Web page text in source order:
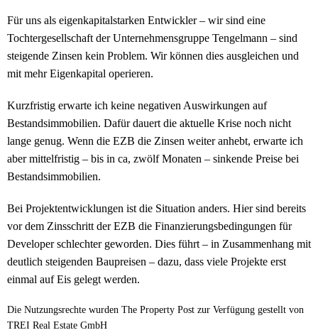
Für uns als eigenkapitalstarken Entwickler – wir sind eine
Tochtergesellschaft der Unternehmensgruppe Tengelmann – sind
steigende Zinsen kein Problem. Wir können dies ausgleichen und
mit mehr Eigenkapital operieren.
Kurzfristig erwarte ich keine negativen Auswirkungen auf
Bestandsimmobilien. Dafür dauert die aktuelle Krise noch nicht
lange genug. Wenn die EZB die Zinsen weiter anhebt, erwarte ich
aber mittelfristig – bis in ca, zwölf Monaten – sinkende Preise bei
Bestandsimmobilien.
Bei Projektentwicklungen ist die Situation anders. Hier sind bereits
vor dem Zinsschritt der EZB die Finanzierungsbedingungen für
Developer schlechter geworden. Dies führt – in Zusammenhang mit
deutlich steigenden Baupreisen – dazu, dass viele Projekte erst
einmal auf Eis gelegt werden.
Die Nutzungsrechte wurden The Property Post zur Verfügung gestellt von
TREI Real Estate GmbH